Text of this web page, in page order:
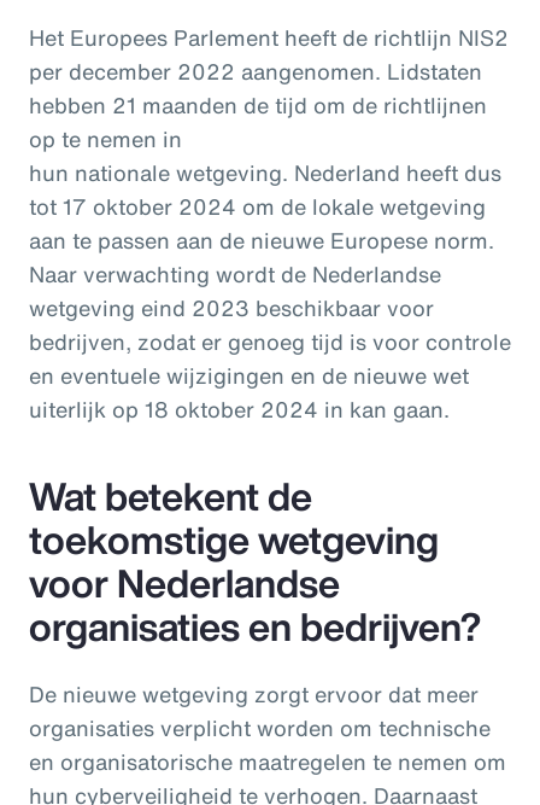
Het Europees Parlement heeft de richtlijn NIS2
per december 2022 aangenomen. Lidstaten
hebben 21 maanden de tijd om de richtlijnen
op te nemen in
hun nationale wetgeving. Nederland heeft dus
tot 17 oktober 2024 om de lokale wetgeving
aan te passen aan de nieuwe Europese norm.
Naar verwachting wordt de Nederlandse
wetgeving eind 2023 beschikbaar voor
bedrijven, zodat er genoeg tijd is voor controle
en eventuele wijzigingen en de nieuwe wet
uiterlijk op 18 oktober 2024 in kan gaan.
Wat betekent de
toekomstige wetgeving
voor Nederlandse
organisaties en bedrijven?
De nieuwe wetgeving zorgt ervoor dat meer
organisaties verplicht worden om technische
en organisatorische maatregelen te nemen om
hun cyberveiligheid te verhogen. Daarnaast